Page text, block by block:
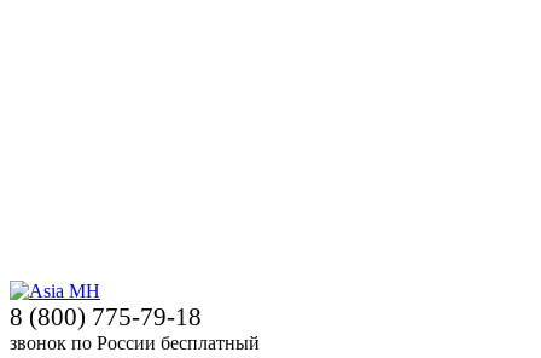
8 (800) 775-79-18
звонок по России бесплатный